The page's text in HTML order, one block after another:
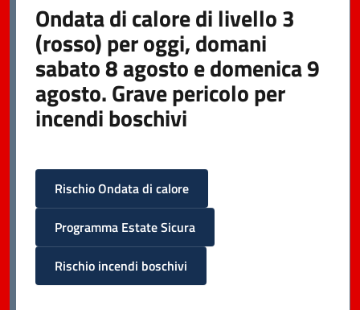
Ondata di calore di livello 3
(rosso) per oggi, domani
sabato 8 agosto e domenica 9
agosto. Grave pericolo per
incendi boschivi
Rischio Ondata di calore
Programma Estate Sicura
Rischio incendi boschivi